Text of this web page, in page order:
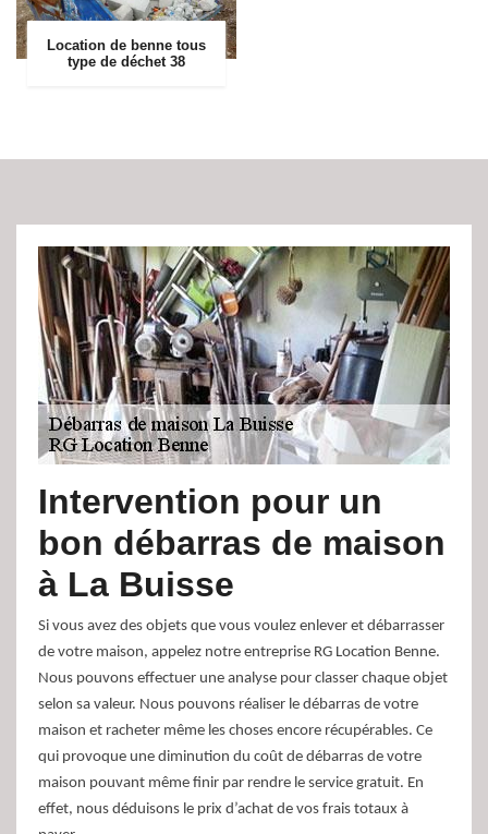
Location de benne tous
type de déchet 38
Intervention pour un
bon débarras de maison
à La Buisse
Si vous avez des objets que vous voulez enlever et débarrasser
de votre maison, appelez notre entreprise RG Location Benne.
Nous pouvons effectuer une analyse pour classer chaque objet
selon sa valeur. Nous pouvons réaliser le débarras de votre
maison et racheter même les choses encore récupérables. Ce
qui provoque une diminution du coût de débarras de votre
maison pouvant même finir par rendre le service gratuit. En
effet, nous déduisons le prix d’achat de vos frais totaux à